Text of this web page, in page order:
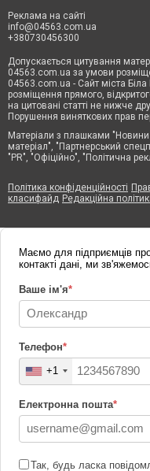
Реклама на сайті
info@04563.com.ua
+380730456300
Допускається цитування
04563.com.ua за умови
04563.com.ua - Сайт міста
розміщення прямого,
на цитовані статті не нижче
Порушення виняткових прав
Матеріали з плашками
матеріал", "Партнерський
"PR", "Офіційно", "Політична
Політика конфіденційності
класифайд Редакційна
Маємо для підприємців
контакті дані, ми
Ваше ім'я*
Телефон*
+1
Електронна пошта*
Так, будь ласка